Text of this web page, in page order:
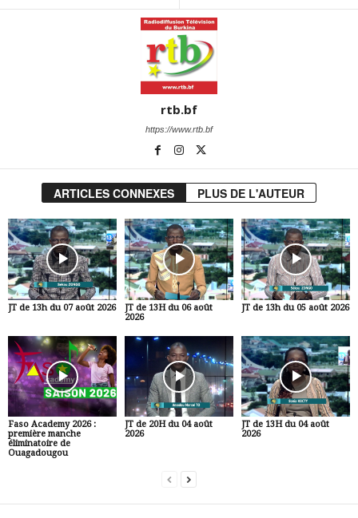
rtb.bf
https://www.rtb.bf
ARTICLES CONNEXES PLUS DE L'AUTEUR
JT de 13h du 07 août 2026
JT de 13H du 06 août
2026
JT de 13h du 05 août 2026
Faso Academy 2026 :
première manche
éliminatoire de
Ouagadougou
JT de 20H du 04 août
2026
JT de 13H du 04 août
2026